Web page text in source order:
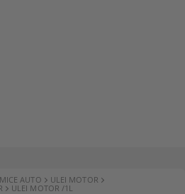
AUTO
ULEI MOTOR
ULEI MOTOR /1L